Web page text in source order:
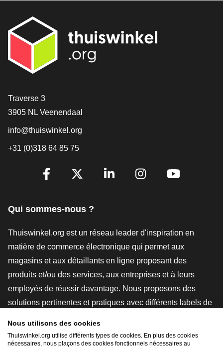
[_General:Contact]
Traverse 3
3905 NL Veenendaal
info@thuiswinkel.org
+31 (0)318 64 85 75
[_General:SocialMediaTitle]
Qui sommes-nous ?
Thuiswinkel.org est un réseau leader d'inspiration en
matière de commerce électronique qui permet aux
magasins et aux détaillants en ligne proposant des
produits et/ou des services, aux entreprises et à leurs
employés de réussir davantage. Nous proposons des
solutions pertinentes et pratiques avec différents labels de
études de marché, et nous disposons de notre propre
Nous utilisons des cookies
Thuiswinkel.org utilise différents types de cookies. En plus des cookies
nécessaires, nous plaçons des cookies fonctionnels nécessaires au